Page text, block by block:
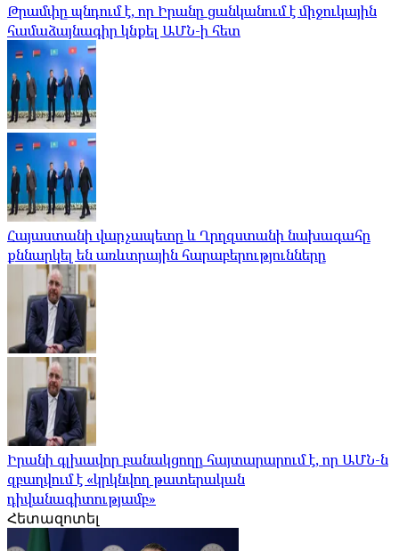
Թրամփը պնդում է, որ Իրանը ցանկանում է միջուկային
համաձայնագիր կնքել ԱՄՆ-ի հետ
Հայաստանի վարչապետը և Ղրղզստանի նախագահը
քննարկել են առևտրային հարաբերությունները
Իրանի գլխավոր բանակցողը հայտարարում է, որ ԱՄՆ-ն
զբաղվում է «կրկնվող թատերական
դիվանագիտությամբ»
Հետազոտել